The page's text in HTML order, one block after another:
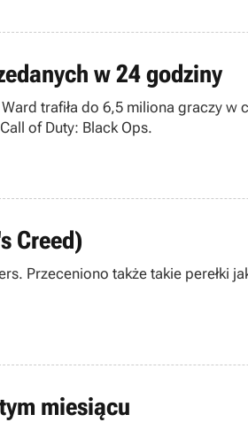
w 24 godziny
trafiła do 6,5 miliona graczy
of Duty: Black Ops.
Creed)
Przeceniono także takie perełki
miesiącu